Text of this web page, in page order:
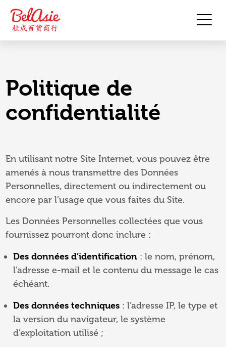
Politique de
confidentialité
En utilisant notre Site Internet, vous pouvez être
amenés à nous transmettre des Données
Personnelles, directement ou indirectement ou
encore par l’usage que vous faites du Site.
Les Données Personnelles collectées que vous
fournissez pourront donc inclure :
Des données d’identification : le nom, prénom,
l’adresse e-mail et le contenu du message le cas
échéant.
Des données techniques : l’adresse IP, le type et
la version du navigateur, le système
d’exploitation utilisé ;